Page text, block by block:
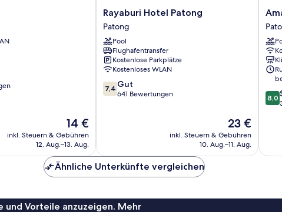
Der
Preis
beträgt
14 €
inkl. Steuern & Gebühren
12. Aug.–13. Aug.
Rayaburi
Hotel
Patong
Patong
Rayaburi Hotel Patong
Patong
Pool
Flughafentransfer
Kostenlose Parkplätze
Kostenloses WLAN
7.4
von
7,4 Gut
641 Bewertungen
Der
Preis
beträgt
23 €
inkl. Steuern & Gebühren
10. Aug.–11. Aug.
APK
and
Spa
8.0
von
8,0
Ähnliche Unterkünfte vergleichen
und Vorteile anzuzeigen. Mehr